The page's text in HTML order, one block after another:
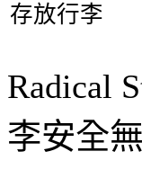
存放行李
Radical
李安全